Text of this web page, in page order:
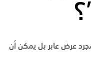
عرض عابر بل يمكن أن